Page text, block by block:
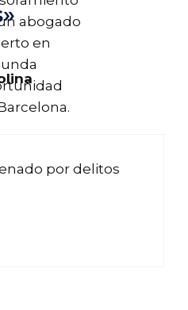
abogado
en
por delitos